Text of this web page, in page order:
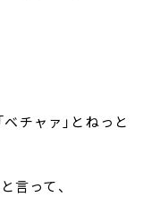
チャァ」とねっと
言って、